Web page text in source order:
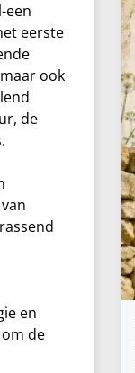
een
eerste
ook
de
en
de